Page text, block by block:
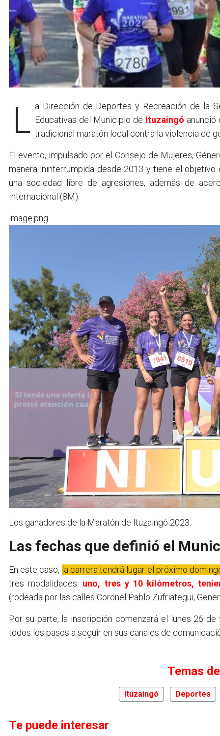
La Dirección de Deportes y Recreación de la Secretaría de Promoción Social y Políticas Culturales y Educativas del Municipio de Ituzaingó anunció
tradicional maratón local contra la violencia de
El evento, impulsado por el Consejo de Mujeres,
manera ininterrumpida desde 2013 y tiene el
una sociedad libre de agresiones, además de
Internacional (8M).
image.png
Los ganadores de la Maratón de Ituzaingó 2023.
Las fechas que definió el
En este caso, la carrera tendrá lugar el próximo
tres modalidades: uno, tres y 10 kilómetros,
(rodeada por las calles Coronel Pablo Zufriategui,
Por su parte, la inscripción comenzará el lunes 26
todos los pasos a seguir en sus canales de
Temas
Ituzaingó Deportes
Te puede interesar